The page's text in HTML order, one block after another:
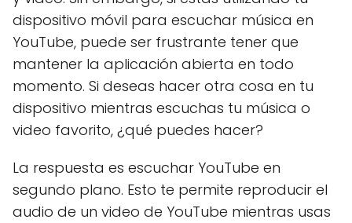
dispositivo móvil para escuchar música en
YouTube, puede ser frustrante tener que
mantener la aplicación abierta en todo
momento. Si deseas hacer otra cosa en tu
dispositivo mientras escuchas tu música o
video favorito, ¿qué puedes hacer?
La respuesta es escuchar YouTube en
segundo plano. Esto te permite reproducir el
audio de un video de YouTube mientras usas